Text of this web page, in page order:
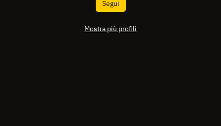
Segui
Mostra più profili